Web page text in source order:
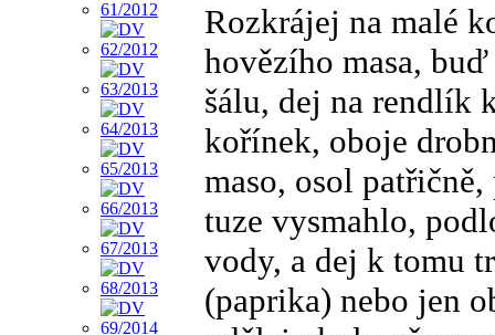
Rozkrájej na malé
hovězího masa,
šálu, dej na rendlík
kořínek, oboje
maso, osol
tuze vysmahlo,
vody, a dej k tomu
(paprika) nebo jen